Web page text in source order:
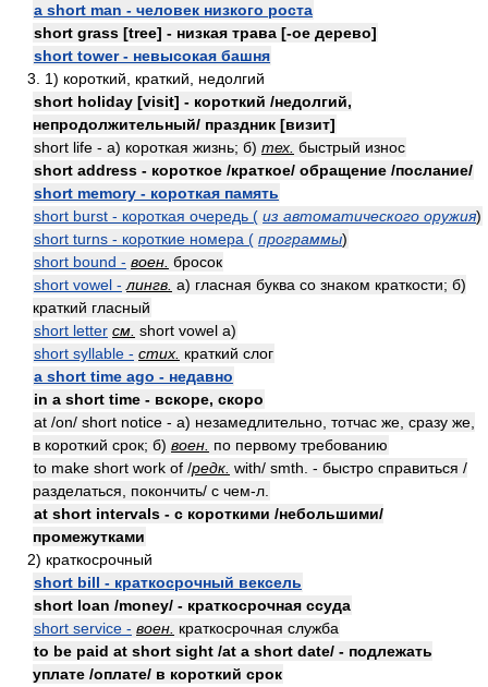
a short man - человек низкого роста
short grass [tree] - низкая трава [-ое дерево]
short tower - невысокая башня
3. 1) короткий, краткий, недолгий
short holiday [visit] - короткий /недолгий,
непродолжительный/ праздник [визит]
short life - а) короткая жизнь; б) тех. быстрый износ
short address - короткое /краткое/ обращение /послание/
short memory - короткая память
short burst - короткая очередь ( из автоматического оружия)
short turns - короткие номера ( программы)
short bound - воен. бросок
short vowel - лингв. а) гласная буква со знаком краткости; б)
краткий гласный
short letter см. short vowel а)
short syllable - стих. краткий слог
a short time ago - недавно
in a short time - вскоре, скоро
at /on/ short notice - а) незамедлительно, тотчас же, сразу же,
в короткий срок; б) воен. по первому требованию
to make short work of /редк. with/ smth. - быстро справиться /
разделаться, покончить/ с чем-л.
at short intervals - с короткими /небольшими/
промежутками
2) краткосрочный
short bill - краткосрочный вексель
short loan /money/ - краткосрочная ссуда
short service - воен. краткосрочная служба
to be paid at short sight /at a short date/ - подлежать
уплате /оплате/ в короткий срок